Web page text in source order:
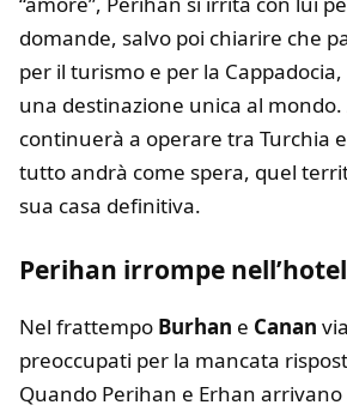
domande, salvo poi chiarire che
per il turismo e per la
una destinazione unica al
continuerà a operare tra Turchia
tutto andrà come spera, quel
sua casa definitiva.
Perihan irrompe
Nel frattempo Burhan e Canan
preoccupati per la mancata
Quando Perihan e Erhan arrivano